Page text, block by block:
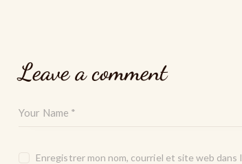
Leave a comment
Enregistrer mon nom, courriel et site web